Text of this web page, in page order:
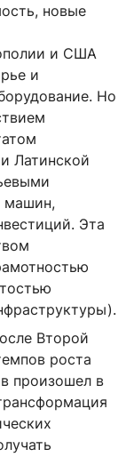
новые
и США
и
Но
Латинской
машин,
Эта
Второй
роста
произошел в